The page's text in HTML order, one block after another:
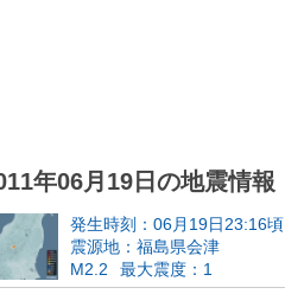
年06月19日の地震情報
発生時刻：06月19日23:16頃
震源地：福島県会津
M2.2
最大震度：1